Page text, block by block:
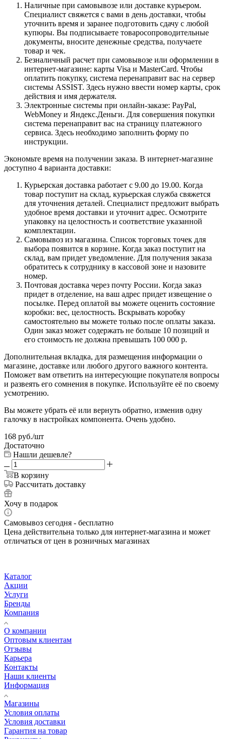
Наличные при самовывозе или доставке курьером.
Специалист свяжется с вами в день доставки, чтобы
уточнить время и заранее подготовить сдачу с любой
купюры. Вы подписываете товаросопроводительные
документы, вносите денежные средства, получаете
товар и чек.
Безналичный расчет при самовывозе или оформлении в
интернет-магазине: карты Visa и MasterCard. Чтобы
оплатить покупку, система перенаправит вас на сервер
системы ASSIST. Здесь нужно ввести номер карты, срок
действия и имя держателя.
Электронные системы при онлайн-заказе: PayPal,
WebMoney и Яндекс.Деньги. Для совершения покупки
система перенаправит вас на страницу платежного
сервиса. Здесь необходимо заполнить форму по
инструкции.
Экономьте время на получении заказа. В интернет-магазине
доступно 4 варианта доставки:
Курьерская доставка работает с 9.00 до 19.00. Когда
товар поступит на склад, курьерская служба свяжется
для уточнения деталей. Специалист предложит выбрать
удобное время доставки и уточнит адрес. Осмотрите
упаковку на целостность и соответствие указанной
комплектации.
Самовывоз из магазина. Список торговых точек для
выбора появится в корзине. Когда заказ поступит на
склад, вам придет уведомление. Для получения заказа
обратитесь к сотруднику в кассовой зоне и назовите
номер.
Почтовая доставка через почту России. Когда заказ
придет в отделение, на ваш адрес придет извещение о
посылке. Перед оплатой вы можете оценить состояние
коробки: вес, целостность. Вскрывать коробку
самостоятельно вы можете только после оплаты заказа.
Один заказ может содержать не больше 10 позиций и
его стоимость не должна превышать 100 000 р.
Дополнительная вкладка, для размещения информации о
магазине, доставке или любого другого важного контента.
Поможет вам ответить на интересующие покупателя вопросы
и развеять его сомнения в покупке. Используйте её по своему
усмотрению.
Вы можете убрать её или вернуть обратно, изменив одну
галочку в настройках компонента. Очень удобно.
168 руб./шт
Достаточно
Нашли дешевле?
В корзину
Рассчитать доставку
Хочу в подарок
Самовывоз сегодня - бесплатно
Цена действительна только для интернет-магазина и может
отличаться от цен в розничных магазинах
Каталог
Акции
Услуги
Бренды
Компания
О компании
Оптовым клиентам
Отзывы
Карьера
Контакты
Наши клиенты
Информация
Магазины
Условия оплаты
Условия доставки
Гарантия на товар